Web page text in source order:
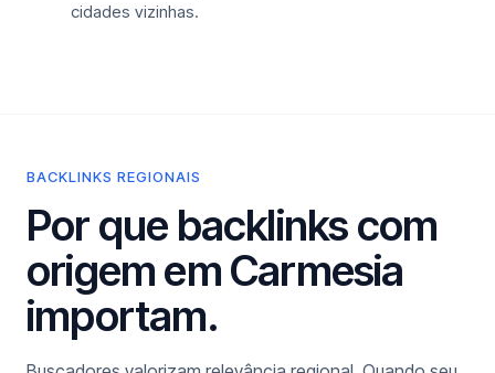
cidades vizinhas.
BACKLINKS REGIONAIS
Por que backlinks com
origem em Carmesia
importam.